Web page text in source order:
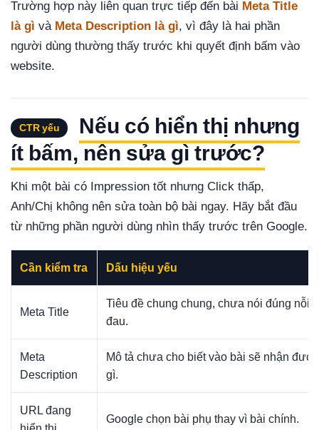
Trường hợp này liên quan trực tiếp đến bài Meta Title
là gì và Meta Description là gì, vì đây là hai phần
người dùng thường thấy trước khi quyết định bấm vào
website.
CTR yếu
Nếu có hiển thị nhưng
ít bấm, nên sửa gì trước?
Khi một bài có Impression tốt nhưng Click thấp,
Anh/Chị không nên sửa toàn bộ bài ngay. Hãy bắt đầu
từ những phần người dùng nhìn thấy trước trên Google.
Cần kiểm tra Dấu hiệu yếu
Meta Title
Tiêu đề chung chung, chưa nói đúng nỗi
đau.
Meta
Description
Mô tả chưa cho biết vào bài sẽ nhận được
gì.
URL đang
Google chọn bài phụ thay vì bài chính.